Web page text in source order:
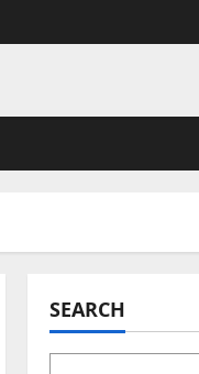
SEARCH